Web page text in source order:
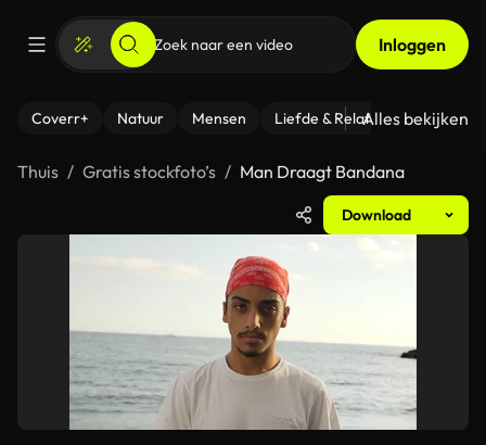
Inloggen
Coverr+ Natuur Mensen Liefde & Relaties - Fitness
Alles bekijken
Thuis Gratis stockfoto’s Man Draagt Bandana
Download